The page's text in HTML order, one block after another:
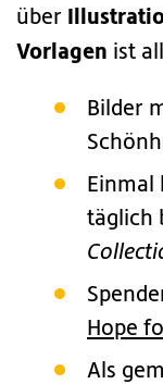
über
Vorlagen ist
Bilder
Einmal
täglich
Hope
Als